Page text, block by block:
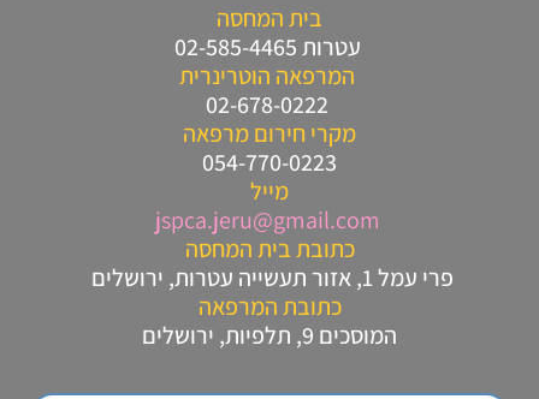
בית המחסה
עטרות 02-585-4465
המרפאה הוטרינרית
מקרי חירום מרפאה
054-770-0223
מייל
jspca.jeru@gmail.com
כתובת בית המחסה
פרי עמל 1, אזור תעשייה עטרות, ירושלים
כתובת המרפאה
המוסכים 9, תלפיות, ירושלים